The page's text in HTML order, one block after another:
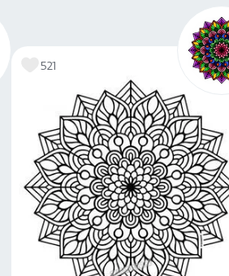
521